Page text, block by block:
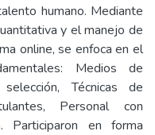
humano. Mediante
y el manejo de
online, se enfoca en el
Medios de
Técnicas de
Personal con
Participaron en forma